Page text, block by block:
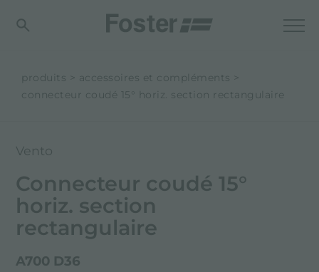
produits
accessoires et compléments
connecteur coudé 15° horiz. section rectangulaire
Vento
Connecteur coudé 15°
horiz. section
rectangulaire
A700 D36